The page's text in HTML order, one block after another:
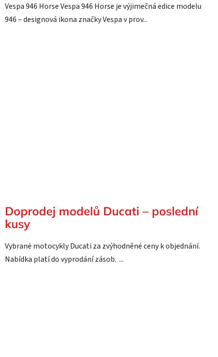
Vespa 946 Horse Vespa 946 Horse je výjimečná edice modelu
946 – designová ikona značky Vespa v prov...
Doprodej modelů Ducati – poslední
kusy
Vybrané motocykly Ducati za zvýhodněné ceny k objednání.
Nabídka platí do vyprodání zásob. ...